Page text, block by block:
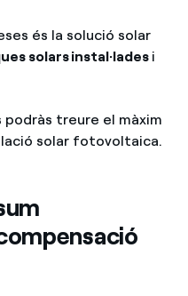
és la solució solar
solars instal·ladesi
podràs treure el màxim
solar fotovoltaica.